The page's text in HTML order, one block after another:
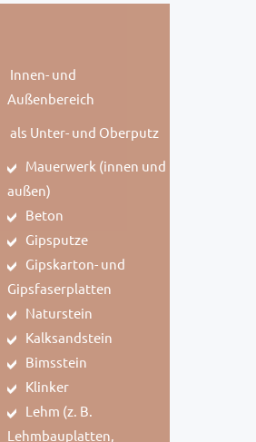
Innen- und
Außenbereich
als Unter- und Oberputz
Mauerwerk (innen und
außen)
Beton
Gipsputze
Gipskarton- und
Gipsfaserplatten
Naturstein
Kalksandstein
Bimsstein
Klinker
Lehm (z. B.
Lehmbauplatten,